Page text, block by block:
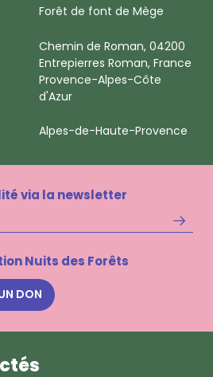
Forêt de font de Mège
Chemin de Roman, 04200
Entrepierres Roman, France
Provence-Alpes-Côte
d'Azur
Alpes-de-Haute-Provence
via la newsletter
Nuits des Forêts
DON